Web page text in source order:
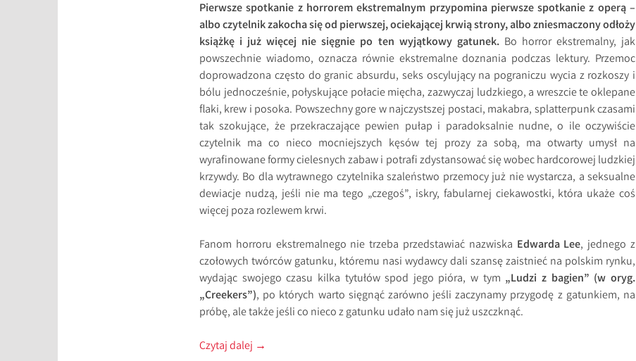
Pierwsze spotkanie z horrorem ekstremalnym przypomina pierwsze spotkanie z operą –
albo czytelnik zakocha się od pierwszej, ociekającej krwią strony, albo zniesmaczony odłoży
książkę i już więcej nie sięgnie po ten wyjątkowy gatunek.Bo horror ekstremalny, jak
powszechnie wiadomo, oznacza równie ekstremalne doznania podczas lektury. Przemoc
doprowadzona często do granic absurdu, seks oscylujący na pograniczu wycia z rozkoszy i
bólu jednocześnie, połyskujące połacie mięcha, zazwyczaj ludzkiego, a wreszcie te oklepane
flaki, krew i posoka. Powszechny gore w najczystszej postaci, makabra, splatterpunk czasami
tak szokujące, że przekraczające pewien pułap i paradoksalnie nudne, o ile oczywiście
czytelnik ma co nieco mocniejszych kęsów tej prozy za sobą, ma otwarty umysł na
wyrafinowane formy cielesnych zabaw i potrafi zdystansować się wobec hardcorowej ludzkiej
krzywdy. Bo dla wytrawnego czytelnika szaleństwo przemocy już nie wystarcza, a seksualne
dewiacje nudzą, jeśli nie ma tego „czegoś”, iskry, fabularnej ciekawostki, która ukaże coś
więcej poza rozlewem krwi.
Fanom horroru ekstremalnego nie trzeba przedstawiać nazwiska Edwarda Lee, jednego z
czołowych twórców gatunku, któremu nasi wydawcy dali szansę zaistnieć na polskim rynku,
wydając swojego czasu kilka tytułów spod jego pióra, w tym „Ludzi z bagien” (w oryg.
„Creekers”), po których warto sięgnąć zarówno jeśli zaczynamy przygodę z gatunkiem, na
próbę, ale także jeśli co nieco z gatunku udało nam się już uszczknąć.
Czytaj dalej →